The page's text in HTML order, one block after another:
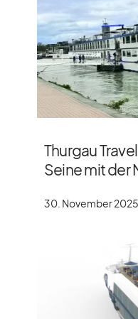
Thurgau
Seine mit der
30. November 2025